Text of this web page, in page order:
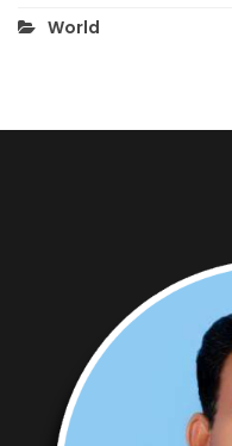
World